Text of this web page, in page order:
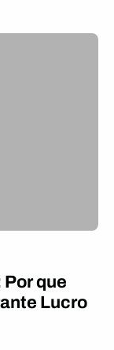
que
Lucro